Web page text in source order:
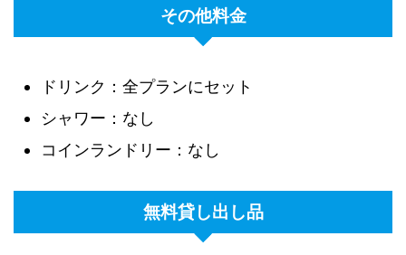
その他料金
ドリンク：全プランにセット
シャワー：なし
コインランドリー：なし
無料貸し出し品